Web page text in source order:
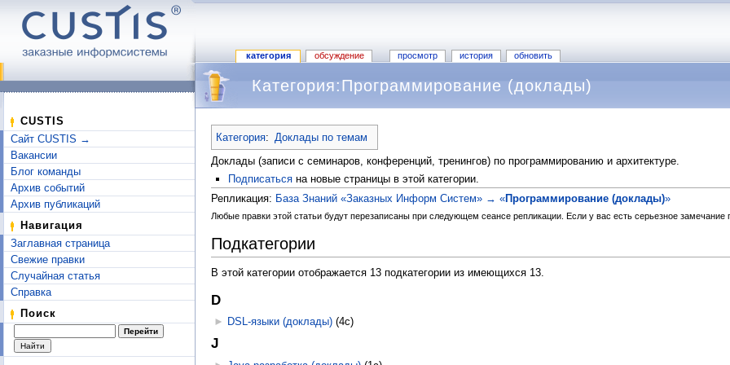
категория обсуждение просмотр история обновить
CUSTIS
Сайт CUSTIS →
Вакансии
Блог команды
Архив событий
Архив публикаций
Навигация
Заглавная страница
Свежие правки
Случайная статья
Справка
Поиск
Категория:Программирование (доклады)
Категория: Доклады по темам
Доклады (записи с семинаров, конференций, тренингов) по программированию и архитектуре.
Подписатьсяна новые страницы в этой категории.
Репликация: База Знаний «Заказных Информ Систем» → «Программирование (доклады)»
Любые правки этой статьи будут перезаписаны при следующем сеансе репликации. Если у вас есть серьезное замечание
Подкатегории
В этой категории отображается 13 подкатегории из имеющихся 13.
D
► DSL-языки (доклады) ‎(4с)
J